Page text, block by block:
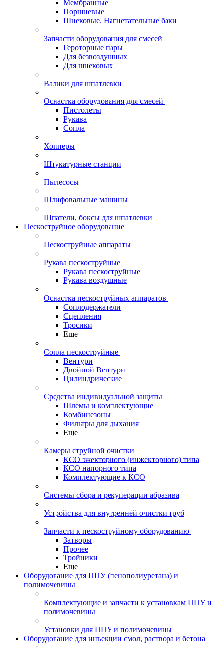
Мембранные
Поршневые
Шнековые. Нагнетательные баки
Запчасти оборудования для смесей
Героторные пары
Для безвоздушных
Для шнековых
Валики для шпатлевки
Оснастка оборудования для смесей
Пистолеты
Рукава
Сопла
Хопперы
Штукатурные станции
Пылесосы
Шлифовальные машины
Шпатели, боксы для шпатлевки
Пескоструйное оборудование
Пескоструйные аппараты
Рукава пескоструйные
Рукава пескоструйные
Рукава воздушные
Оснастка пескоструйных аппаратов
Соплодержатели
Сцепления
Тросики
Еще
Сопла пескоструйные
Вентури
Двойной Вентури
Цилиндрические
Средства индивидуальной защиты
Шлемы и комплектующие
Комбинезоны
Фильтры для дыхания
Еще
Камеры струйной очистки
КСО эжекторного (инжекторного) типа
КСО напорного типа
Комплектующие к КСО
Системы сбора и рекуперации абразива
Устройства для внутренней очистки труб
Запчасти к пескоструйному оборудованию
Затворы
Прочее
Тройники
Еще
Оборудование для ППУ (пенополиуретана) и
полимочевины
Комплектующие и запчасти к установкам ППУ и
полимочевины
Установки для ППУ и полимочевины
Оборудование для инъекции смол, раствора и бетона